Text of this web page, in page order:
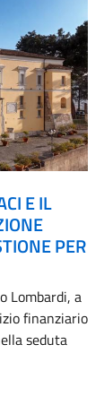
E IL
PER
Lombardi, a
finanziario
seduta